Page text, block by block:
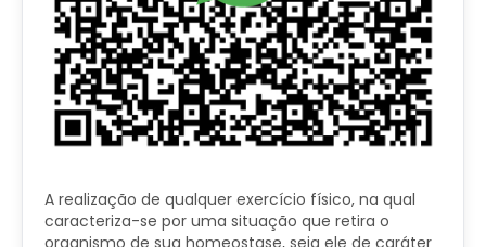
A realização de qualquer exercício físico, na qual
caracteriza-se por uma situação que retira o